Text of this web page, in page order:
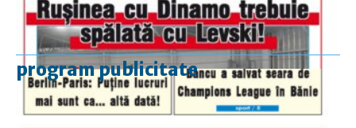
program publicitate
luni-vineri
9.00 - 17.00